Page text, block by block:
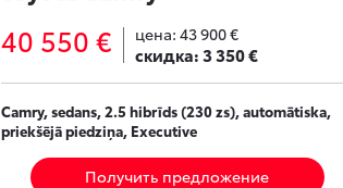
40 550 € цена: 43 900 €
скидка:3 350 €
Camry, sedans, 2.5 hibrīds (230 zs), automātiska,
priekšējā piedziņa, Executive
Получить предложение